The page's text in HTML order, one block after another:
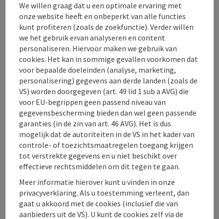
blokkades en stress, activeren van zelfgenezend
vermogen en nog veel meer. Er zijn (bijna) geen
grenzen aan de mogelijkheden.
Contact
Openingstijden
Ligging
Toegankelijkheid
We willen graag dat u een optimale ervaring met
onze website heeft en onbeperkt van alle functies
kunt profiteren (zoals de zoekfunctie). Verder willen
we het gebruik ervan analyseren en content
personaliseren. Hiervoor maken we gebruik van
cookies. Het kan in sommige gevallen voorkomen dat
voor bepaalde doeleinden (analyse, marketing,
personalisering) gegevens aan derde landen (zoals de
VS) worden doorgegeven (art. 49 lid 1 sub a AVG) die
voor EU-begrippen geen passend niveau van
gegevensbescherming bieden dan wel geen passende
garanties (in de zin van art. 46 AVG). Het is dus
mogelijk dat de autoriteiten in de VS in het kader van
controle- of toezichtsmaatregelen toegang krijgen
tot verstrekte gegevens en u niet beschikt over
effectieve rechtsmiddelen om dit tegen te gaan.
Meer informatie hierover kunt u vinden in onze
privacyverklaring. Als u toestemming verleent, dan
gaat u akkoord met de cookies (inclusief die van
aanbieders uit de VS). U kunt de cookies zelf via de